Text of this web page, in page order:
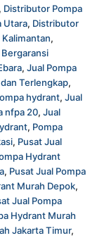
, Distributor Pompa
Utara, Distributor
,
,Jual Pompa
Terlengkap,
hydrant,Jual
nfpa 20,Jual
, Pompa
, Pusat Jual
Hydrant
, Pusat Jual Pompa
Murah Depok,
Jual Pompa
Hydrant Murah
Jakarta Timur,